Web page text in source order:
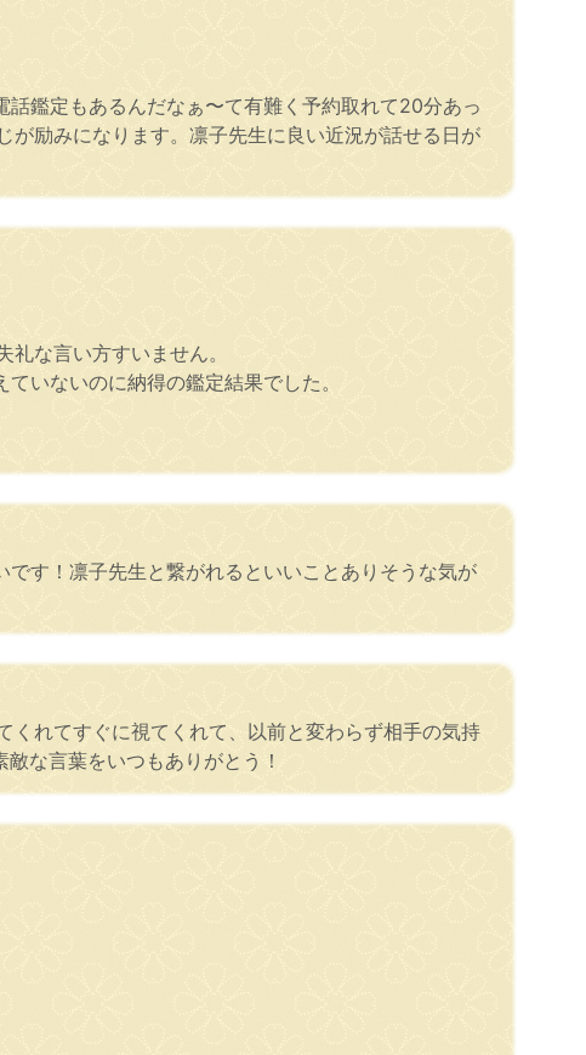
鑑定もあるんだなぁ〜て有難く予約取れて20分あっ
が励みになります。凛子先生に良い近況が話せる日が
な言い方すいません。
いないのに納得の鑑定結果でした。
す！凛子先生と繋がれるといいことありそうな気が
れてすぐに視てくれて、以前と変わらず相手の気持
な言葉をいつもありがとう！